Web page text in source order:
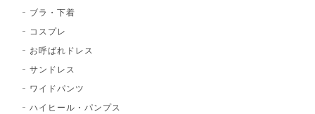
ブラ・下着
コスプレ
お呼ばれドレス
サンドレス
ワイドパンツ
ハイヒール・パンプス